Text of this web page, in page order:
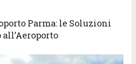
Parma: le Soluzioni